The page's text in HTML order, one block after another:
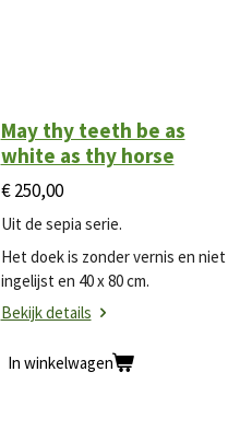
May thy teeth be as
white as thy horse
€ 250,00
Uit de sepia serie.
Het doek is zonder vernis en niet
ingelijst en 40 x 80 cm.
Bekijk details
In winkelwagen